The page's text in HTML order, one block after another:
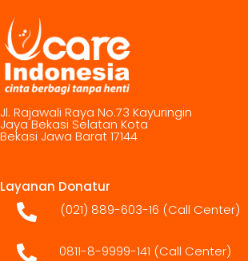
Jl. Rajawali Raya No.73 Kayuringin
Jaya Bekasi Selatan Kota
Bekasi Jawa Barat 17144
Layanan Donatur
(021) 889-603-16 (Call Center)
0811-8-9999-141 (Call Center)